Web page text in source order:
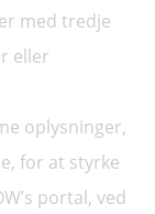
med tredje
eller
oplysninger,
for at styrke
portal, ved